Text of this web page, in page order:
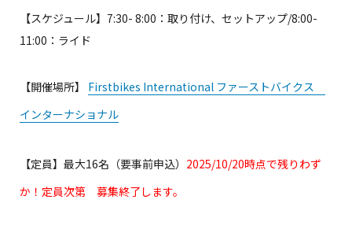
【スケジュール】7:30- 8:00：取り付け、セットアップ/8:00-
11:00：ライド
【開催場所】
Firstbikes International ファーストバイクス
インターナショナル
【定員】最大16名（要事前申込） 2025/10/20時点で残りわず
か！定員次第 募集終了します。